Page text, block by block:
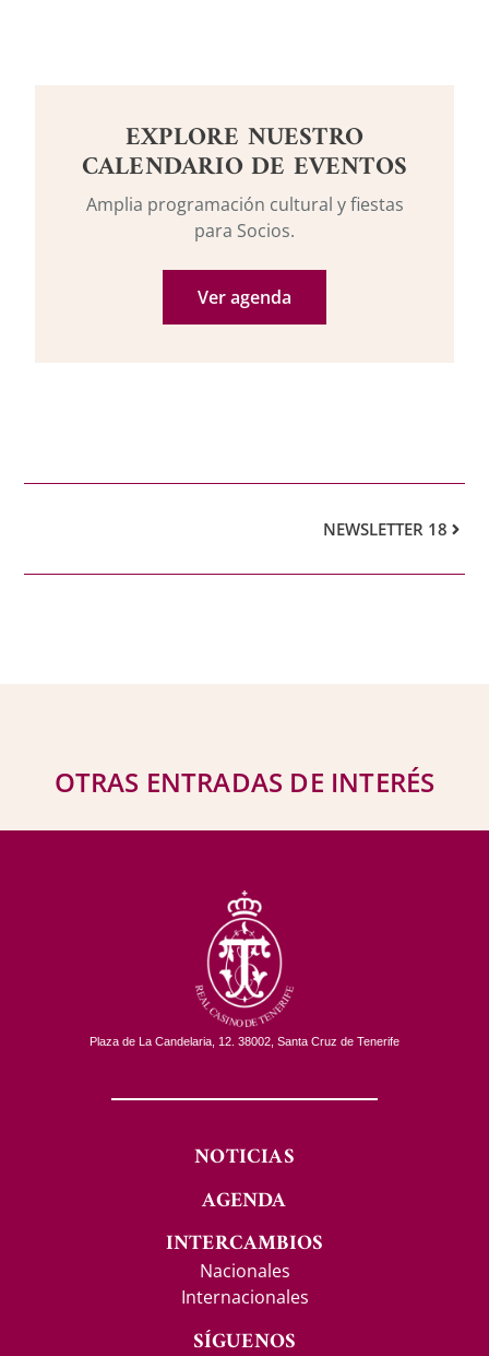
EXPLORE NUESTRO
CALENDARIO DE EVENTOS
Amplia programación cultural y fiestas
para Socios.
Ver agenda
NEWSLETTER 18
OTRAS ENTRADAS DE INTERÉS
Plaza de La Candelaria, 12. 38002, Santa Cruz de Tenerife
NOTICIAS
AGENDA
INTERCAMBIOS
Nacionales
Internacionales
SÍGUENOS